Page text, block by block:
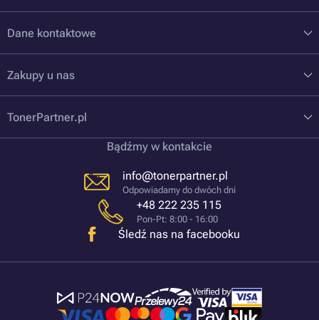
Dane kontaktowe
Zakupy u nas
TonerPartner.pl
Bądźmy w kontakcie
info@tonerpartner.pl
Odpowiadamy do dwóch dni
+48 222 235 115
Pon-Pt: 8:00 - 16:00
Śledź nas na facebooku